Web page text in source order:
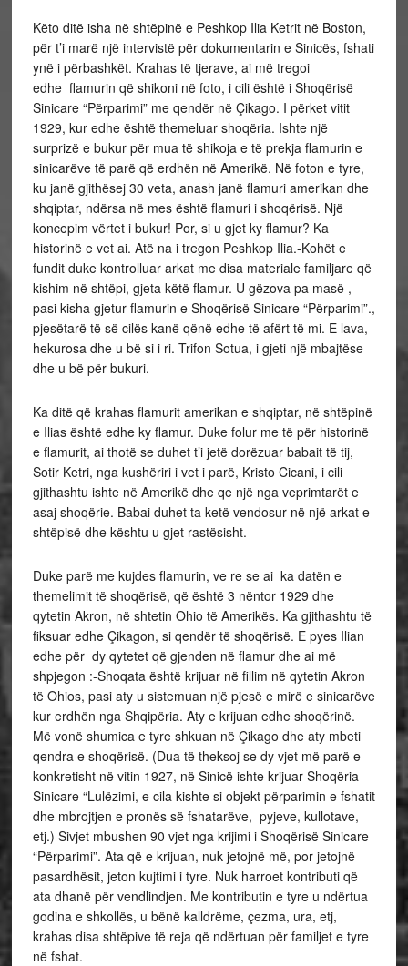
Këto ditë isha në shtëpinë e Peshkop Ilia Ketrit në Boston,
për t’i marë një intervistë për dokumentarin e Sinicës, fshati
ynë i përbashkët. Krahas të tjerave, ai më tregoi
edhe flamurin që shikoni në foto, i cili është i Shoqërisë
Sinicare “Përparimi” me qendër në Çikago. I përket vitit
1929, kur edhe është themeluar shoqëria. Ishte një
surprizë e bukur për mua të shikoja e të prekja flamurin e
sinicarëve të parë që erdhën në Amerikë. Në foton e tyre,
ku janë gjithësej 30 veta, anash janë flamuri amerikan dhe
shqiptar, ndërsa në mes është flamuri i shoqërisë. Një
koncepim vërtet i bukur! Por, si u gjet ky flamur? Ka
historinë e vet ai. Atë na i tregon Peshkop Ilia.-Kohët e
fundit duke kontrolluar arkat me disa materiale familjare që
kishim në shtëpi, gjeta këtë flamur. U gëzova pa masë ,
pasi kisha gjetur flamurin e Shoqërisë Sinicare “Përparimi”.,
pjesëtarë të së cilës kanë qënë edhe të afërt të mi. E lava,
hekurosa dhe u bë si i ri. Trifon Sotua, i gjeti një mbajtëse
dhe u bë për bukuri.
Ka ditë që krahas flamurit amerikan e shqiptar, në shtëpinë
e Ilias është edhe ky flamur. Duke folur me të për historinë
e flamurit, ai thotë se duhet t’i jetë dorëzuar babait të tij,
Sotir Ketri, nga kushëriri i vet i parë, Kristo Cicani, i cili
gjithashtu ishte në Amerikë dhe qe një nga veprimtarët e
asaj shoqërie. Babai duhet ta ketë vendosur në një arkat e
shtëpisë dhe kështu u gjet rastësisht.
Duke parë me kujdes flamurin, ve re se ai ka datën e
themelimit të shoqërisë, që është 3 nëntor 1929 dhe
qytetin Akron, në shtetin Ohio të Amerikës. Ka gjithashtu të
fiksuar edhe Çikagon, si qendër të shoqërisë. E pyes Ilian
edhe për dy qytetet që gjenden në flamur dhe ai më
shpjegon :-Shoqata është krijuar në fillim në qytetin Akron
të Ohios, pasi aty u sistemuan një pjesë e mirë e sinicarëve
kur erdhën nga Shqipëria. Aty e krijuan edhe shoqërinë.
Më vonë shumica e tyre shkuan në Çikago dhe aty mbeti
qendra e shoqërisë. (Dua të theksoj se dy vjet më parë e
konkretisht në vitin 1927, në Sinicë ishte krijuar Shoqëria
Sinicare “Lulëzimi, e cila kishte si objekt përparimin e fshatit
dhe mbrojtjen e pronës së fshatarëve, pyjeve, kullotave,
etj.) Sivjet mbushen 90 vjet nga krijimi i Shoqërisë Sinicare
“Përparimi”. Ata që e krijuan, nuk jetojnë më, por jetojnë
pasardhësit, jeton kujtimi i tyre. Nuk harroet kontributi që
ata dhanë për vendlindjen. Me kontributin e tyre u ndërtua
godina e shkollës, u bënë kalldrëme, çezma, ura, etj,
krahas disa shtëpive të reja që ndërtuan për familjet e tyre
në fshat.